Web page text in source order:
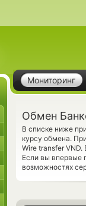
Мониторинг
Обмен
В списке ниже
курсу обмена.
Wire transfer
Если вы впервые
возможностях